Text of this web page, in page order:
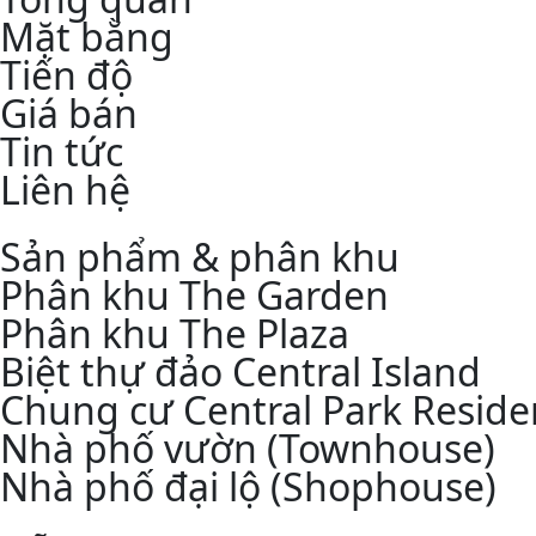
Mặt bằng
Tiến độ
Giá bán
Tin tức
Liên hệ
Sản phẩm & phân khu
Phân khu The Garden
Phân khu The Plaza
Biệt thự đảo Central Island
Chung cư Central Park
Nhà phố vườn (Townhouse)
Nhà phố đại lộ (Shophouse)